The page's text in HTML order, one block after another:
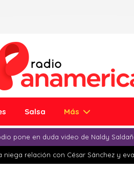
Salsa Más
pone en duda video de Naldy
niega relación con César Sánchez y